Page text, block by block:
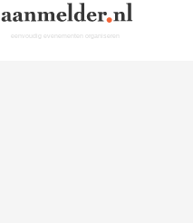
eenvoudig evenementen organiseren